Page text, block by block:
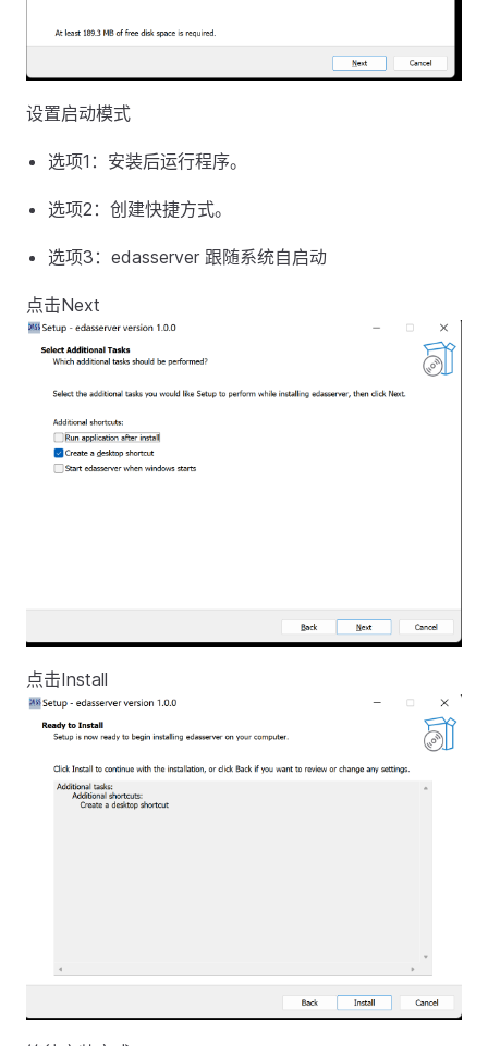
设置启动模式
选项1：安装后运行程序。
选项2：创建快捷方式。
选项3：edasserver 跟随系统自启动
点击Next
点击Install